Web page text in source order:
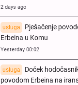
2 days ago
usluga
Pješačenje
Erbeina u Komu
Yesterday 00:02
usluga
Doček
povodom Erbeina na